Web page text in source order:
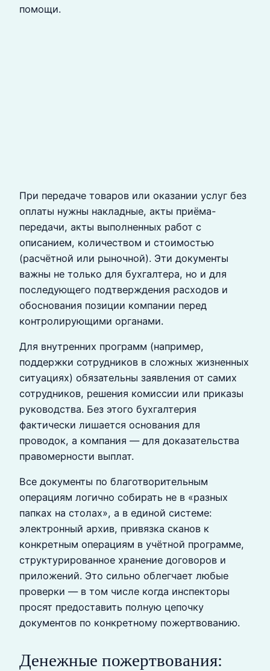
помощи.
При передаче товаров или оказании услуг без
оплаты нужны накладные, акты приёма-
передачи, акты выполненных работ с
описанием, количеством и стоимостью
(расчётной или рыночной). Эти документы
важны не только для бухгалтера, но и для
последующего подтверждения расходов и
обоснования позиции компании перед
контролирующими органами.
Для внутренних программ (например,
поддержки сотрудников в сложных жизненных
ситуациях) обязательны заявления от самих
сотрудников, решения комиссии или приказы
руководства. Без этого бухгалтерия
фактически лишается основания для
проводок, а компания — для доказательства
правомерности выплат.
Все документы по благотворительным
операциям логично собирать не в «разных
папках на столах», а в единой системе:
электронный архив, привязка сканов к
конкретным операциям в учётной программе,
структурированное хранение договоров и
приложений. Это сильно облегчает любые
проверки — в том числе когда инспекторы
просят предоставить полную цепочку
документов по конкретному пожертвованию.
Денежные пожертвования: